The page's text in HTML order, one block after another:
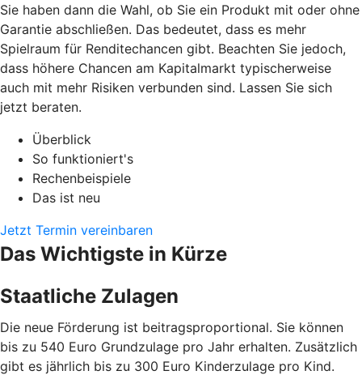
Sie haben dann die Wahl, ob Sie ein Produkt mit oder ohne
Garantie abschließen. Das bedeutet, dass es mehr
Spielraum für Renditechancen gibt. Beachten Sie jedoch,
dass höhere Chancen am Kapitalmarkt typischerweise
auch mit mehr Risiken verbunden sind. Lassen Sie sich
jetzt beraten.
Überblick
So funktioniert's
Rechenbeispiele
Das ist neu
Jetzt Termin vereinbaren
Das Wichtigste in Kürze
Staatliche Zulagen
Die neue Förderung ist beitragsproportional. Sie können
bis zu 540 Euro Grundzulage pro Jahr erhalten. Zusätzlich
gibt es jährlich bis zu 300 Euro Kinderzulage pro Kind.